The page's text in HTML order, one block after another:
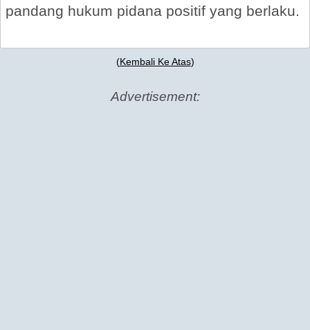
pandang hukum pidana positif yang berlaku.
(Kembali Ke Atas)
Advertisement: